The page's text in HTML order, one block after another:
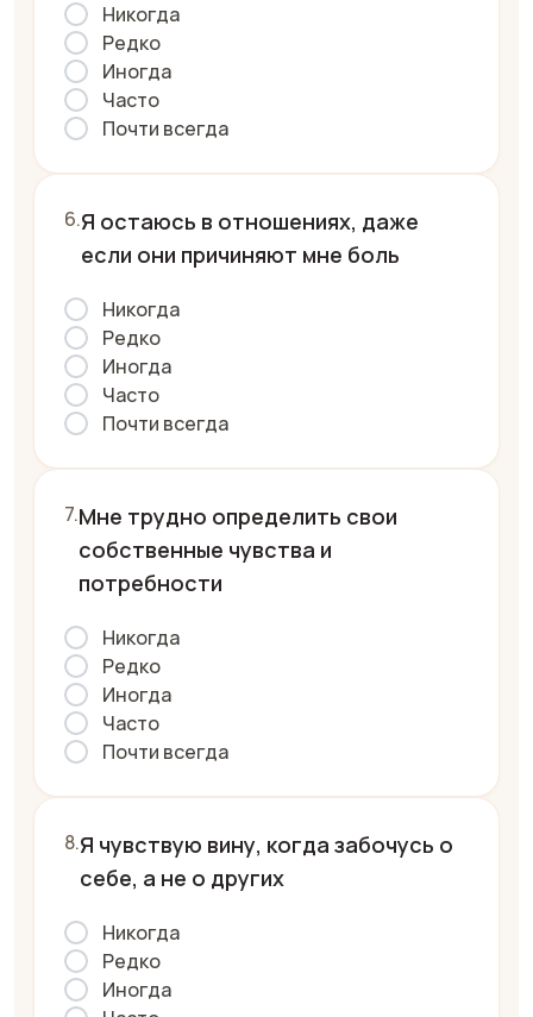
Никогда
Редко
Иногда
Часто
Почти всегда
Я остаюсь в отношениях, даже
если они причиняют мне боль
Никогда
Редко
Иногда
Часто
Почти всегда
Мне трудно определить свои
собственные чувства и
потребности
Никогда
Редко
Иногда
Часто
Почти всегда
Я чувствую вину, когда забочусь о
себе, а не о других
Никогда
Редко
Иногда